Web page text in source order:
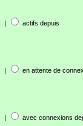
| actifs depuis
| en attente de
| avec connexions